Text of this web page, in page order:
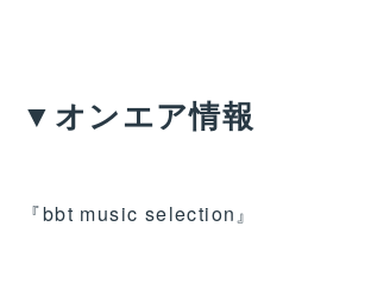
▼オンエア情報
『bbt music selection』